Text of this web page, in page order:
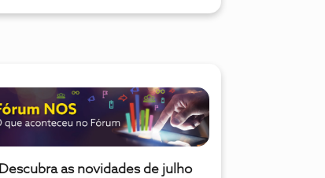
Descubra as novidades de julho